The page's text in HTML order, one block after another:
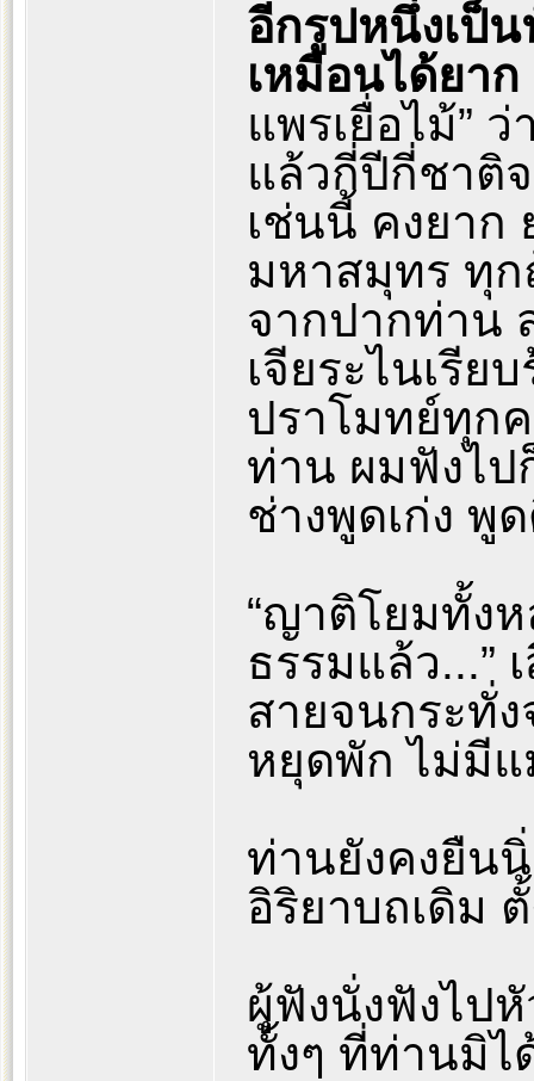
อีกรูปหนึ่งเป็
เหมือนได้ยาก
แพรเยื่อไม้”
แล้วกี่ปีกี่ชาติจ
เช่นนี้ คงยาก
มหาสมุทร ทุก
จากปากท่าน
เจียระไนเรีย
ปราโมทย์ทุก
ท่าน ผมฟังไป
ช่างพูดเก่ง พู
“ญาติโยมทั้ง
ธรรมแล้ว...”
สายจนกระทั่
หยุดพัก ไม่มี
ท่านยังคงยืน
อิริยาบถเดิม
ผู้ฟังนั่งฟังไป
ทั้งๆ ที่ท่านมิไ